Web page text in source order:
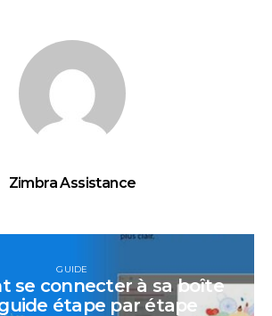
Zimbra Assistance
GUIDE
se connecter à sa boîte
étape par étape